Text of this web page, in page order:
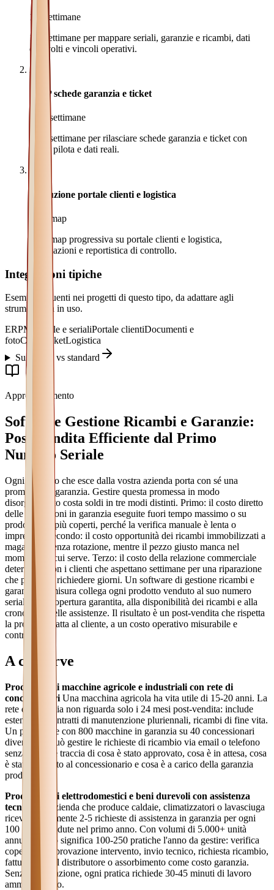
1-2 settimane
1-2 settimane per mappare seriali, garanzie e ricambi, dati
coinvolti e vincoli operativi.
2
MVP schede garanzia e ticket
6-10 settimane
6-10 settimane per rilasciare schede garanzia e ticket con
utenti pilota e dati reali.
3
Evoluzione portale clienti e logistica
Roadmap
Roadmap progressiva su portale clienti e logistica,
automazioni e reportistica di controllo.
Integrazioni tipiche
Esempi frequenti nei progetti di questo tipo, da adattare agli
strumenti già in uso.
ERPMatricole e serialiPortale clientiDocumenti e
fotoCRM/ticketLogistica
Su misura vs standard
Approfondimento
Software Gestione Ricambi e Garanzie:
Post-Vendita Efficiente dal Primo
Numero Seriale
Ogni prodotto che esce dalla vostra azienda porta con sé una
promessa: la garanzia. Gestire questa promessa in modo
disorganizzato costa soldi in tre modi distinti. Primo: il costo diretto
delle riparazioni in garanzia eseguite fuori tempo massimo o su
prodotti non più coperti, perché la verifica manuale è lenta o
imprecisa. Secondo: il costo opportunità dei ricambi immobilizzati a
magazzino senza rotazione, mentre il pezzo giusto manca nel
momento in cui serve. Terzo: il costo della relazione commerciale
deteriorata con i clienti che aspettano settimane per una riparazione
che potrebbe richiedere giorni. Un software di gestione ricambi e
garanzie su misura collega ogni prodotto venduto al suo numero
seriale, alla copertura garantita, alla disponibilità dei ricambi e alla
cronologia delle assistenze. Il risultato è un post-vendita che rispetta
la promessa fatta al cliente, a un costo operativo misurabile e
controllabile.
A chi serve
Produttori di macchine agricole e industriali con rete di
concessionari Una macchina agricola ha vita utile di 15-20 anni. La
rete di garanzia non riguarda solo i 24 mesi post-vendita: include
estensioni, contratti di manutenzione pluriennali, ricambi di fine vita.
Un produttore con 800 macchine in garanzia su 40 concessionari
diversi non può gestire le richieste di ricambio via email o telefono
senza perdere traccia di cosa è stato approvato, cosa è in attesa, cosa
è stato fatturato al concessionario e cosa è a carico della garanzia
produttore.
Produttori di elettrodomestici e beni durevoli con assistenza
tecnica
Un'azienda che produce caldaie, climatizzatori o lavasciuga
riceve mediamente 2-5 richieste di assistenza in garanzia per ogni
100 unità vendute nel primo anno. Con volumi di 5.000+ unità
annue, questo significa 100-250 pratiche l'anno da gestire: verifica
copertura, approvazione intervento, invio tecnico, richiesta ricambio,
fatturazione al distributore o assorbimento come costo garanzia.
Senza automazione, ogni pratica richiede 30-45 minuti di lavoro
amministrativo.